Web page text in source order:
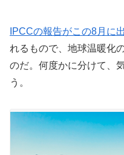
IPCCの報告がこの8月に
れるもので、地球温暖化
のだ。何度かに分けて、
う。